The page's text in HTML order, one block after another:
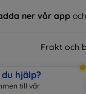
ner vår app
Frakt och
hjälp?
till vår